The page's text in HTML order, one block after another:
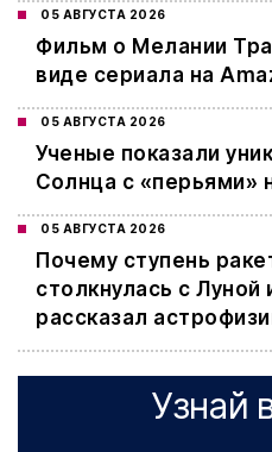
05 АВГУСТА 2026
Фильм о Мелании
виде сериала на
05 АВГУСТА 2026
Ученые показали
Солнца с «перьями»
05 АВГУСТА 2026
Почему ступень
столкнулась с Луной
рассказал
Узнай